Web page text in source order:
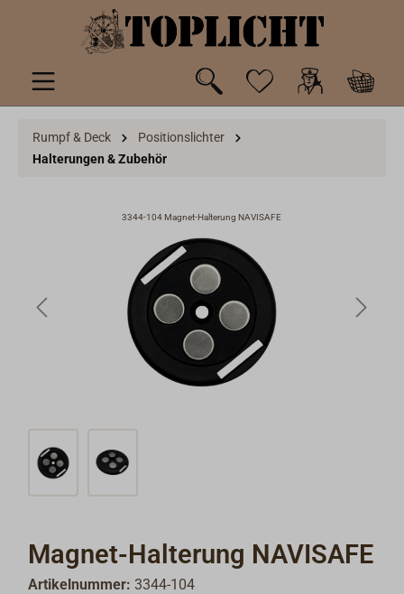
springen
Rumpf & Deck
Positionslichter
Halterungen & Zubehör
3344-104 Magnet-Halterung NAVISAFE
Magnet-Halterung NAVISAFE
Artikelnummer:3344-104